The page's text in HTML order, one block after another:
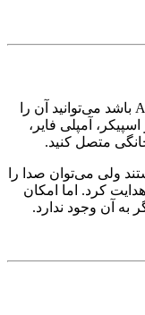
درصورتی‌که پیانوی‌ شما مجهز به درگاه‌ AUX باشد می‌توانید آن را
آمپلی فایر،
متصل کنید.
ولی می‌توان صدا را
کرد. اما امکان
به آن وجود ندارد.